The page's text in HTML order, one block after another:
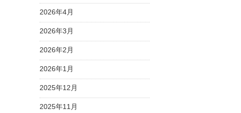
2026年4月
2026年3月
2026年2月
2026年1月
2025年12月
2025年11月